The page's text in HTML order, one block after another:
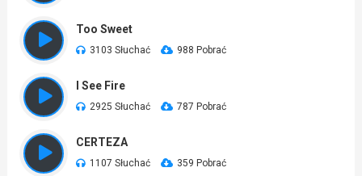
Too Sweet
3103 Słuchać 988 Pobrać
I See Fire
2925 Słuchać 787 Pobrać
CERTEZA
1107 Słuchać 359 Pobrać